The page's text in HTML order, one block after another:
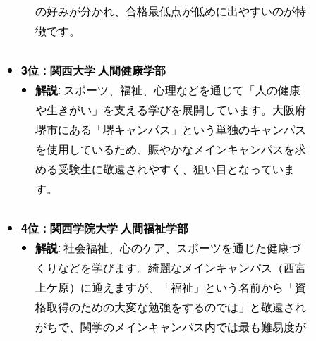
の好みが分かれ、合格最低点が低めに出やすいのが特
徴です。
3位：関西大学 人間健康学部
解説: スポーツ、福祉、心理などを通じて「人の健康
や生きがい」を支える学びを展開しています。大阪府
堺市にある「堺キャンパス」という単独のキャンパス
を使用しているため、賑やかなメインキャンパスを求
める受験生に敬遠されやすく、狙い目となっていま
す。
4位：関西学院大学 人間福祉学部
解説: 社会福祉、心のケア、スポーツを通じた健康づ
くりなどを学びます。綺麗なメインキャンパス（西宮
上ケ原）に通えますが、「福祉」という名前から「資
格取得のための大変な勉強をするのでは」と敬遠され
がちで、関学のメインキャンパス内では最も難易度が